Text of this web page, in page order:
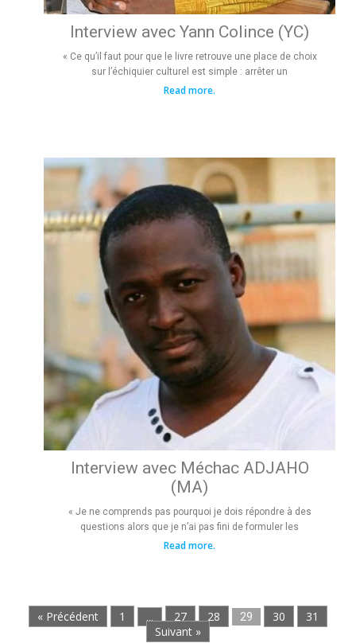
Interview avec Yann Colince (YC)
« Ce qu’il faut pour que le livre retrouve une place de choix
sur l’échiquier culturel est simple : arrêter un
Read more.
Interview avec Méchac ADJAHO
(MA)
« Je ne comprends pas pourquoi je dois répondre à des
questions alors que je n’ai pas fini de formuler les
Read more.
« Précédent 1 27 28 29 30
31
Suivant »